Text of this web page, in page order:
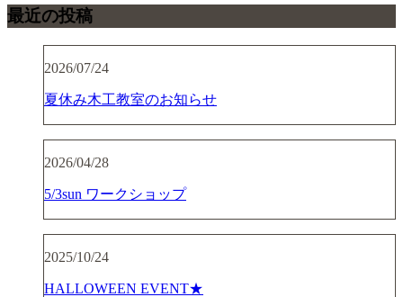
最近の投稿
2026/07/24
夏休み木工教室のお知らせ
2026/04/28
5/3sun ワークショップ
2025/10/24
HALLOWEEN EVENT★